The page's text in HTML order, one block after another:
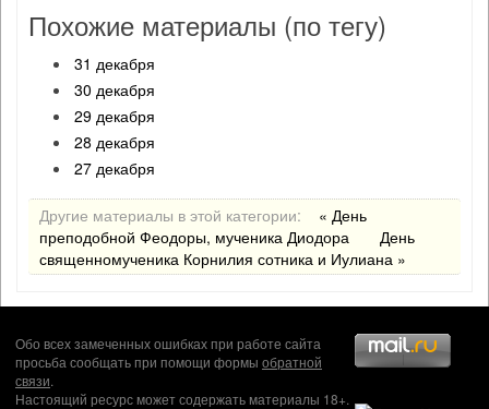
Похожие материалы (по тегу)
31 декабря
30 декабря
29 декабря
28 декабря
27 декабря
Другие материалы в этой категории:
« День
преподобной Феодоры, мученика Диодора
День
священномученика Корнилия сотника и Иулиана »
Обо всех замеченных ошибках при работе сайта
просьба сообщать при помощи формы обратной
связи.
Настоящий ресурс может содержать материалы 18+.